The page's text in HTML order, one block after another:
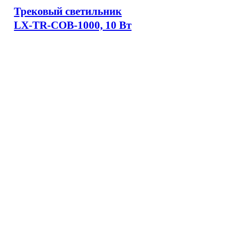
Трековый светильник
LX-TR-COB-1000, 10 Вт